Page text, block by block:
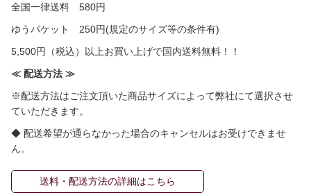
全国一律送料 580円
ゆうパケット 250円(規定のサイズ等の条件有)
5,500円（税込）以上お買い上げで国内送料無料！！
≪ 配送方法 ≫
※配送方法はご注文頂いた商品サイズによって弊社にて選択させ
ていただきます。
◆ 配送希望が通らなかった場合のキャンセルはお受けできませ
ん。
送料・配送方法の詳細はこちら